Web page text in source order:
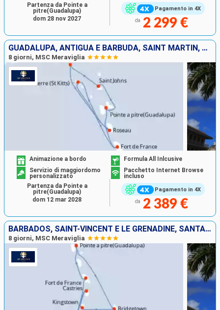
Pagamento in 4X
da 2 299 €
Partenza da Pointe a
pitre(Guadalupa)
dom 28 nov 2027
GUADALUPA, ANTIGUA E BARBUDA, SAINT MARTIN, DOMINICA, MARTINICA
8 giorni, MSC Meraviglia
Pagamento in 4X
Animazione a bordo
Formula All Inlcusive
Servizio di maggiordomo
personalizzato
Pacchetto Internet Browse
incluso
da 2 389 €
Partenza da Pointe a
pitre(Guadalupa)
dom 12 mar 2028
BARBADOS, SAINT-VINCENT E LE GRENADINE, SANTA LUCIA, GRENADA, MARTINICA, GUADALUPA
8 giorni, MSC Meraviglia